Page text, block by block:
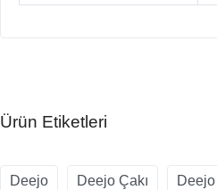
Ürün Etiketleri
Deejo Deejo Çakı